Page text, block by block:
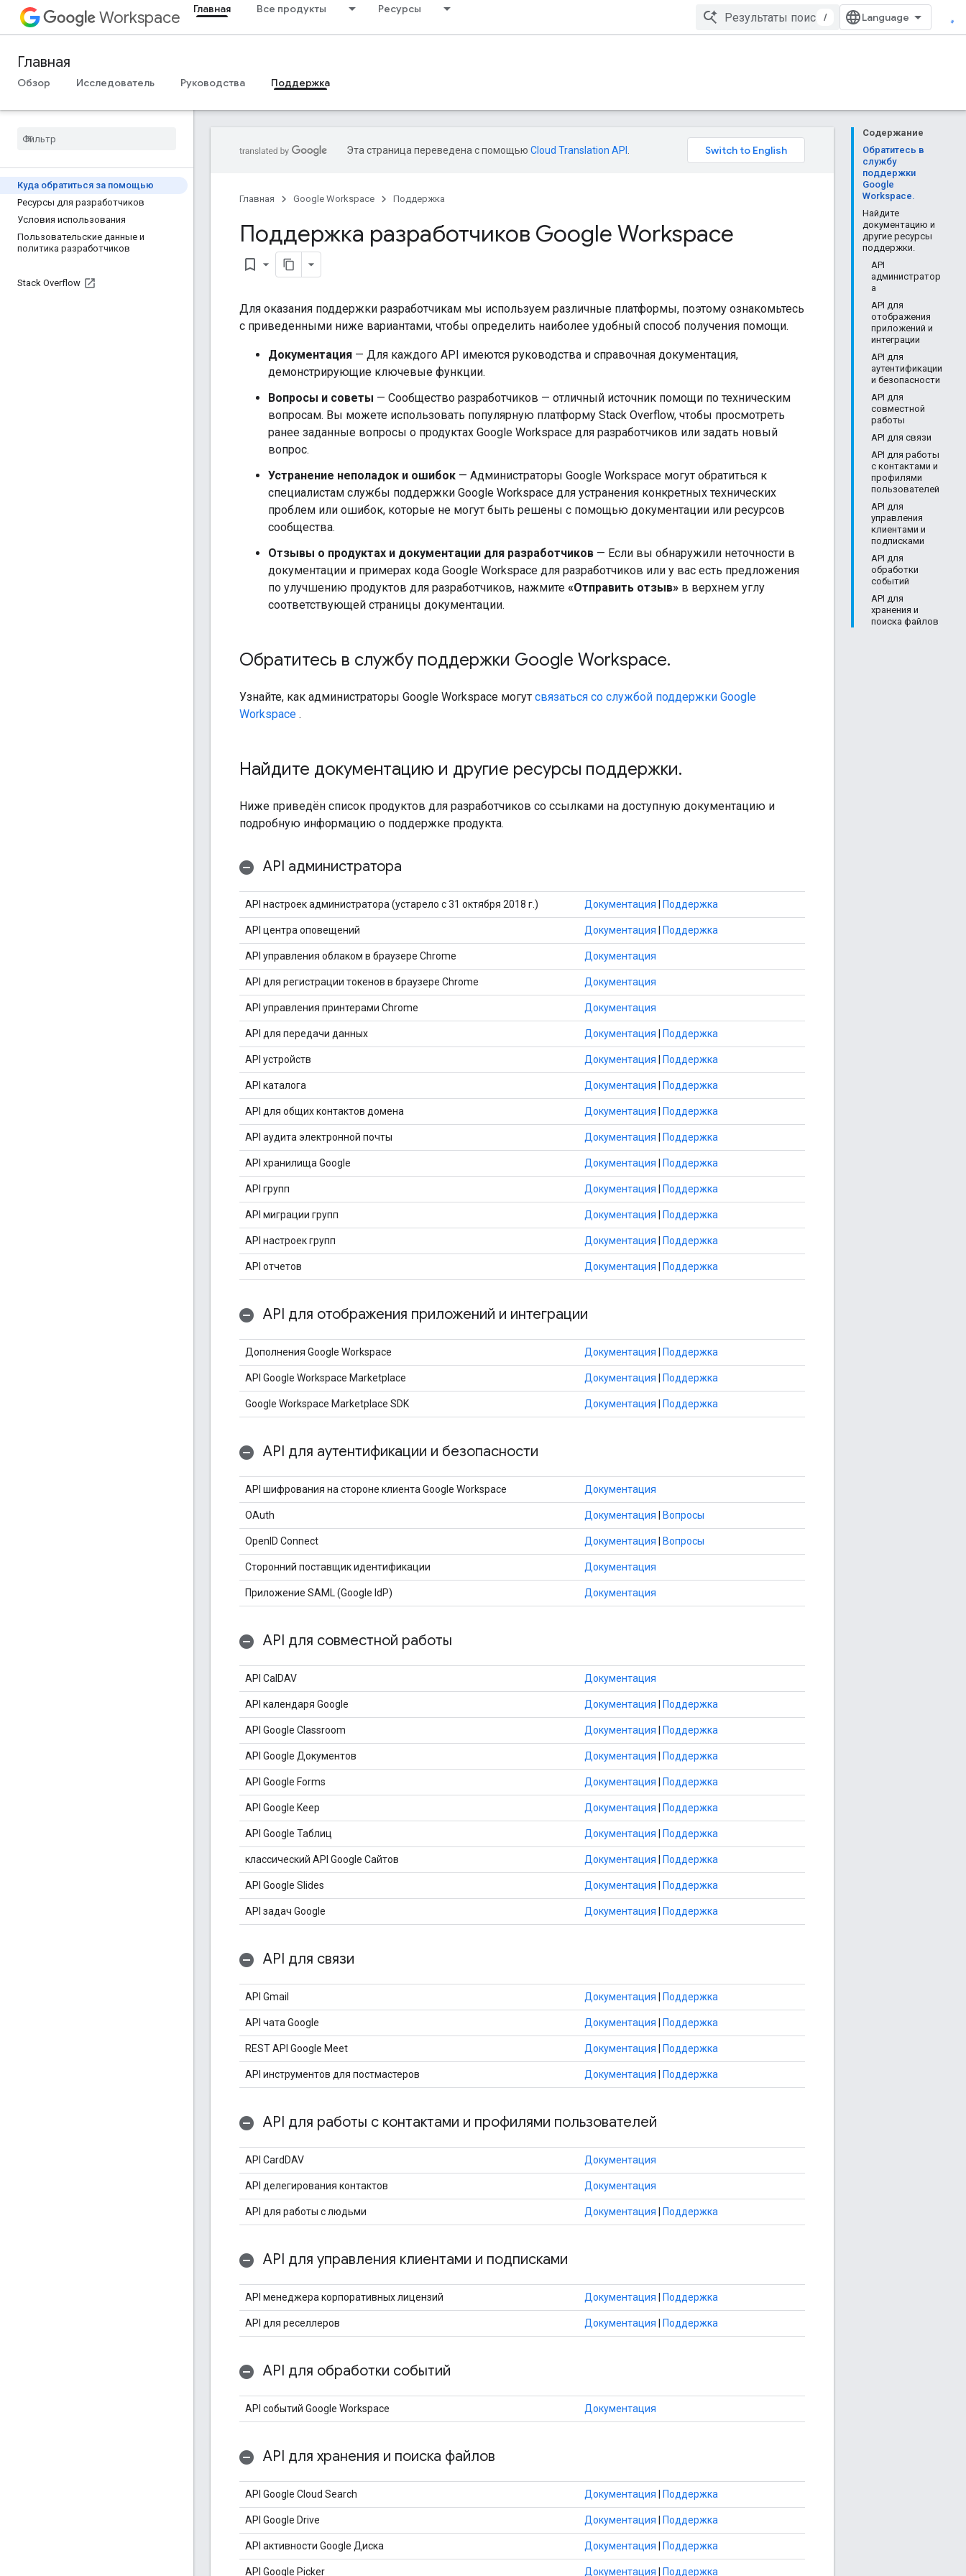
Workspace Главная Все продукты Ресурсы
/
Главная
Обзор Исследователь Руководства Поддержка
Куда обратиться за помощью
Ресурсы для разработчиков
Условия использования
Пользовательские данные и
политика разработчиков
Stack Overflow
Содержание
Обратитесь в
службу
поддержки
Google
Workspace.
Найдите
документацию и
другие ресурсы
поддержки.
API
администратор
а
API для
отображения
приложений и
интеграции
API для
аутентификации
и безопасности
API для
совместной
работы
API для связи
API для работы
с контактами и
профилями
пользователей
API для
управления
клиентами и
подписками
API для
обработки
событий
API для
хранения и
поиска файлов
Эта страница переведена с помощью Cloud Translation API
Главная Google Workspace Поддержка
Поддержка разработчиков Google Workspace
bookmark_border
Для оказания поддержки разработчикам мы используем различные платформы, поэтому ознакомьтесь
с приведенными ниже вариантами, чтобы определить наиболее удобный способ получения помощи.
Документация — Для каждого API имеются руководства и справочная документация,
демонстрирующие ключевые функции.
Вопросы и советы — Сообщество разработчиков — отличный источник помощи по техническим
вопросам. Вы можете использовать популярную платформу Stack Overflow, чтобы просмотреть
ранее заданные вопросы о продуктах Google Workspace для разработчиков или задать новый
вопрос.
Устранение неполадок и ошибок — Администраторы Google Workspace могут обратиться к
специалистам службы поддержки Google Workspace для устранения конкретных технических
проблем или ошибок, которые не могут быть решены с помощью документации или ресурсов
сообщества.
Отзывы о продуктах и ​​документации для разработчиков — Если вы обнаружили неточности в
документации и примерах кода Google Workspace для разработчиков или у вас есть предложения
по улучшению продуктов для разработчиков, нажмите «Отправить отзыв» в верхнем углу
соответствующей страницы документации.
Обратитесь в службу поддержки Google Workspace.
Узнайте, как администраторы Google Workspace могут связаться со службой поддержки Google
Workspace .
Найдите документацию и другие ресурсы поддержки.
Ниже приведён список продуктов для разработчиков со ссылками на доступную документацию и
подробную информацию о поддержке продукта.
API администратора
API настроек администратора (устарело с 31 октября 2018 г.) Документация Поддержка
API центра оповещений Документация Поддержка
API управления облаком в браузере Chrome Документация
API для регистрации токенов в браузере Chrome Документация
API управления принтерами Chrome Документация
API для передачи данных Документация Поддержка
API устройств Документация Поддержка
API каталога Документация Поддержка
API для общих контактов домена Документация Поддержка
API аудита электронной почты Документация Поддержка
API хранилища Google Документация Поддержка
API групп Документация Поддержка
API миграции групп Документация Поддержка
API настроек групп Документация Поддержка
API отчетов Документация Поддержка
API для отображения приложений и интеграции
Дополнения Google Workspace Документация Поддержка
API Google Workspace Marketplace Документация Поддержка
Google Workspace Marketplace SDK Документация Поддержка
API для аутентификации и безопасности
API шифрования на стороне клиента Google Workspace Документация
OAuth Документация Вопросы
OpenID Connect Документация Вопросы
Сторонний поставщик идентификации Документация
Приложение SAML (Google IdP) Документация
API для совместной работы
API CalDAV Документация
API календаря Google Документация Поддержка
API Google Classroom Документация Поддержка
API Google Документов Документация Поддержка
API Google Forms Документация Поддержка
API Google Keep Документация Поддержка
API Google Таблиц Документация Поддержка
классический API Google Сайтов Документация Поддержка
API Google Slides Документация Поддержка
API задач Google Документация Поддержка
API для связи
API Gmail Документация Поддержка
API чата Google Документация Поддержка
REST API Google Meet Документация Поддержка
API инструментов для постмастеров Документация Поддержка
API для работы с контактами и профилями пользователей
API CardDAV Документация
API делегирования контактов Документация
API для работы с людьми Документация Поддержка
API для управления клиентами и подписками
API менеджера корпоративных лицензий Документация Поддержка
API для реселлеров Документация Поддержка
API для обработки событий
API событий Google Workspace Документация
API для хранения и поиска файлов
API Google Cloud Search Документация Поддержка
API Google Drive Документация Поддержка
API активности Google Диска Документация Поддержка
API Google Picker Документация Поддержка